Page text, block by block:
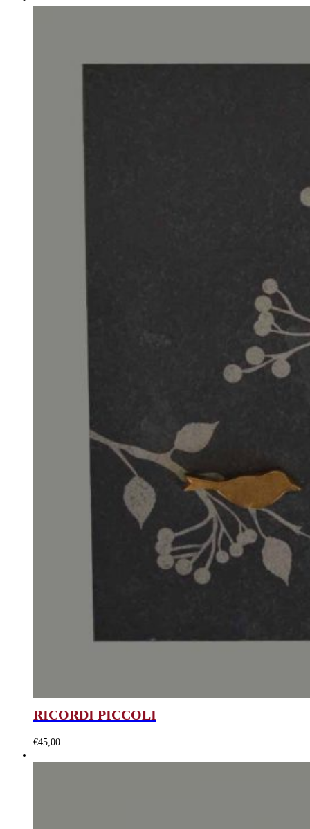
RICORDI PICCOLI
€45,00